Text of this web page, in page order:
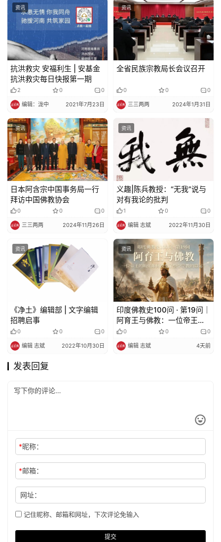
资讯
抗洪救灾 安福利生 | 安基金
抗洪救灾每日快报第一期
2 0 0
编辑：泷中 2021年7月23日
资讯
全省民族宗教局长会议召开
0 0 0
三三两两 2024年1月31日
资讯
日本阿含宗中国事务局一行
拜访中国佛教协会
0 0 0
三三两两 2024年11月26日
资讯
义趣|陈兵教授：“无我”说与
对有我论的批判
1 0 0
编辑 志斌 2022年11月30日
资讯
《净土》编辑部 | 文字编辑
招聘启事
0 0 0
编辑 志斌 2022年10月30日
资讯
印度佛教史100问 · 第19问｜
阿育王与佛教：一位帝王的
皈依如何改变了整个宗教的
命运？
0 0 0
编辑 志斌 4天前
发表回复
*昵称：
*邮箱：
网址：
记住昵称、邮箱和网址，下次评论免输入
提交